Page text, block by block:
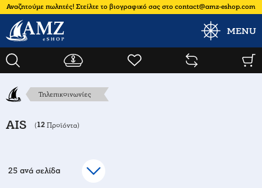
Αναζητούμε πωλητές! Στείλτε το βιογραφικό σας στο contact@amz-eshop.com
MENU
Τηλεπικοινωνίες
AIS (12 Προϊόντα)